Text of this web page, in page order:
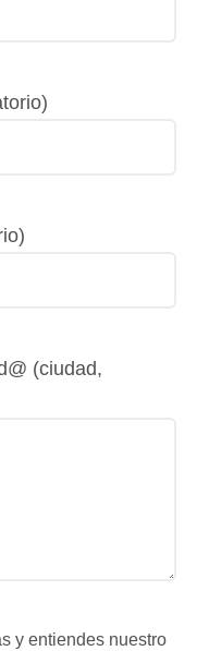
(ciudad,
y entiendes nuestro